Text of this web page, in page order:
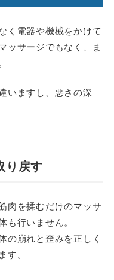
く電器や機械をかけて
ッサージでもなく、ま
いますし、悪さの深
り戻す
肉を揉むだけのマッサ
も行いません。
の崩れと歪みを正しく
。